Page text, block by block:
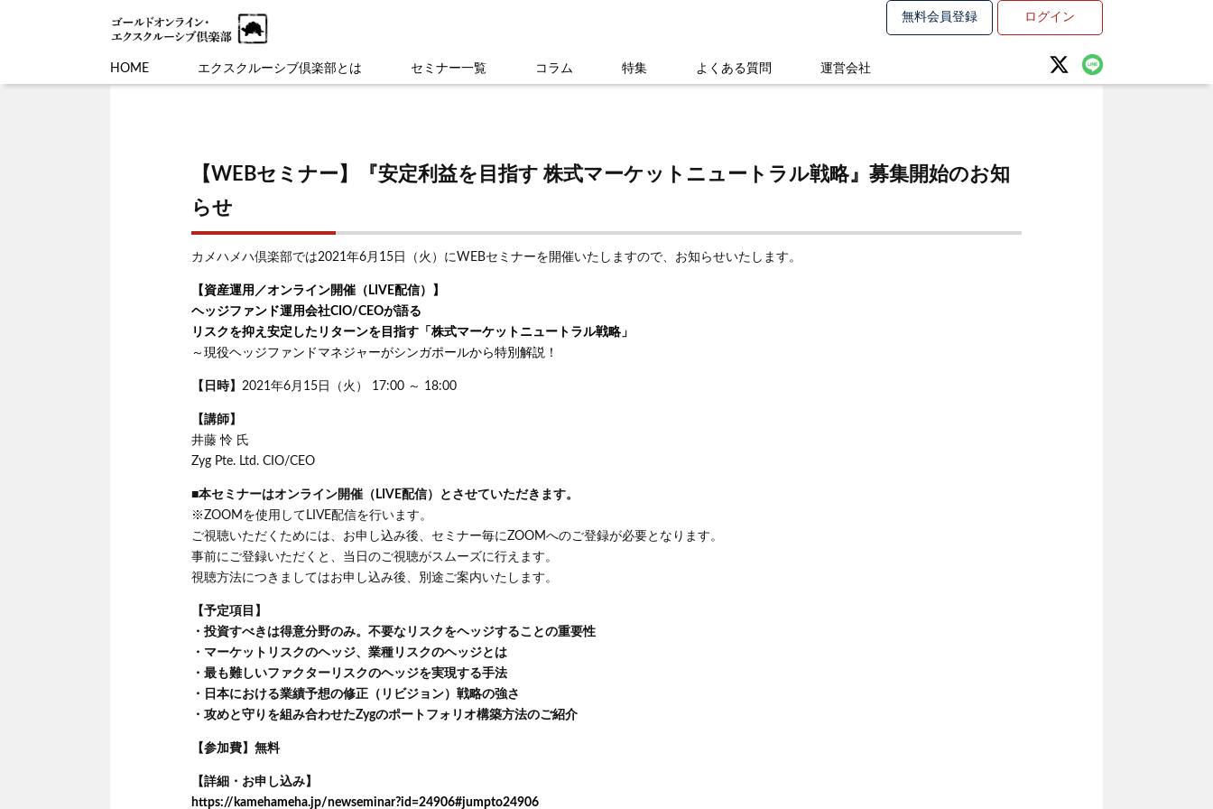
無料会員登録 ログイン
HOME エクスクルーシブ倶楽部とは セミナー一覧 コラム 特集 よくある質問 運営会社
【WEBセミナー】『安定利益を目指す 株式マーケットニュートラル戦略』募集開始のお知
らせ
カメハメハ倶楽部では2021年6月15日（火）にWEBセミナーを開催いたしますので、お知らせいたします。
【資産運用／オンライン開催（LIVE配信）】
ヘッジファンド運用会社CIO/CEOが語る
リスクを抑え安定したリターンを目指す「株式マーケットニュートラル戦略」
～現役ヘッジファンドマネジャーがシンガポールから特別解説！
【日時】 2021年6月15日（火） 17:00 ～ 18:00
【講師】
井藤 怜 氏
Zyg Pte. Ltd. CIO/CEO
■本セミナーはオンライン開催（LIVE配信）とさせていただきます。
※ZOOMを使用してLIVE配信を行います。
ご視聴いただくためには、お申し込み後、セミナー毎にZOOMへのご登録が必要となります。
事前にご登録いただくと、当日のご視聴がスムーズに行えます。
視聴方法につきましてはお申し込み後、別途ご案内いたします。
【予定項目】
・投資すべきは得意分野のみ。不要なリスクをヘッジすることの重要性
・マーケットリスクのヘッジ、業種リスクのヘッジとは
・最も難しいファクターリスクのヘッジを実現する手法
・日本における業績予想の修正（リビジョン）戦略の強さ
・攻めと守りを組み合わせたZygのポートフォリオ構築方法のご紹介
【参加費】無料
【詳細・お申し込み】
https://kamehameha.jp/newseminar?id=24906#jumpto24906